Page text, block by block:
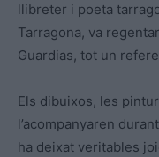
llibreter i poeta
Tarragona, va
Guardias, tot un
Els dibuixos, les
l’acompanyaren
ha deixat veritables